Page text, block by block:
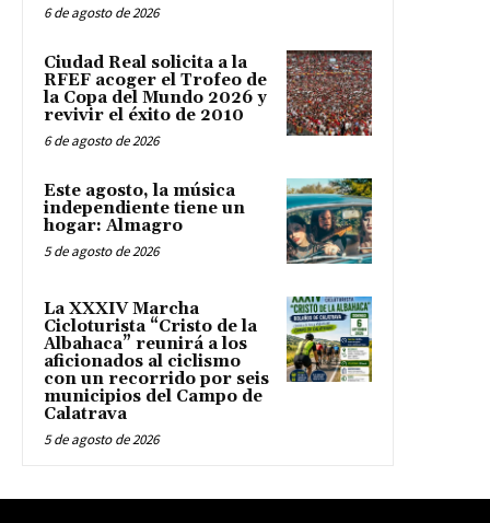
6 de agosto de 2026
Ciudad Real solicita a la
RFEF acoger el Trofeo de
la Copa del Mundo 2026 y
revivir el éxito de 2010
6 de agosto de 2026
Este agosto, la música
independiente tiene un
hogar: Almagro
5 de agosto de 2026
La XXXIV Marcha
Cicloturista “Cristo de la
Albahaca” reunirá a los
aficionados al ciclismo
con un recorrido por seis
municipios del Campo de
Calatrava
5 de agosto de 2026